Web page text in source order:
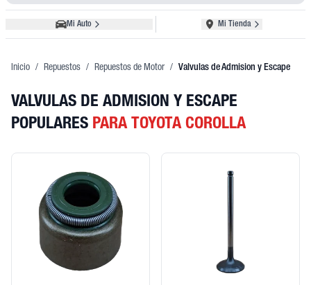
Mi Auto Mi Tienda
Inicio / Repuestos / Repuestos de Motor / Valvulas de Admision y Escape
VALVULAS DE ADMISION Y ESCAPE
POPULARES PARA TOYOTA COROLLA